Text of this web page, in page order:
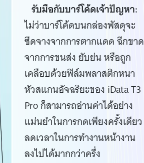
รับมือกับบาร์โค้ดเจ้าปัญหา:
ไม่ว่าบาร์โค้ดบนกล่องพัสดุจะ
ซีดจางจากการตากแดด ฉีกขาด
จากการขนส่ง ยับย่น หรือถูก
เคลือบด้วยฟิล์มพลาสติกหนา
หัวสแกนอัจฉริยะของ iData T3
Pro ก็สามารถอ่านค่าได้อย่าง
แม่นยำในการกดเพียงครั้งเดียว
ลดเวลาในการทำงานหน้างาน
ลงไปได้มากกว่าครึ่ง